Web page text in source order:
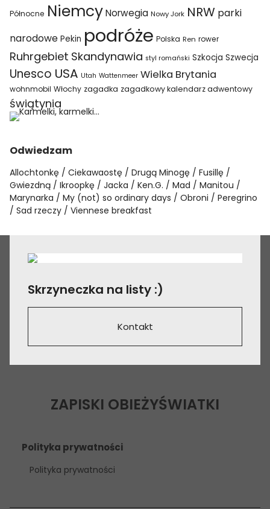
Północne Niemcy Norwegia Nowy Jork NRW parki
narodowe Pekin podróże Polska Ren rower
Ruhrgebiet Skandynawia styl romański Szkocja Szwecja
Unesco USA Utah Wattenmeer Wielka Brytania
wohnmobil Włochy zagadka zagadkowy kalendarz adwentowy
świątynia
Odwiedzam
Allochtonkę Ciekawaostę Drugą Minogę
Fusillę
Gwiezdną
Ikroopkę Jacka Ken.G. Mad
Manitou
Marynarka
My (not) so ordinary days Obroni
Peregrino
Sad rzeczy
Viennese breakfast
Skrzyneczka na listy :)
Kontakt
ZAPISKI OBIEŻYŚWIATKI
Polityka prywatności
Polityka prywatności